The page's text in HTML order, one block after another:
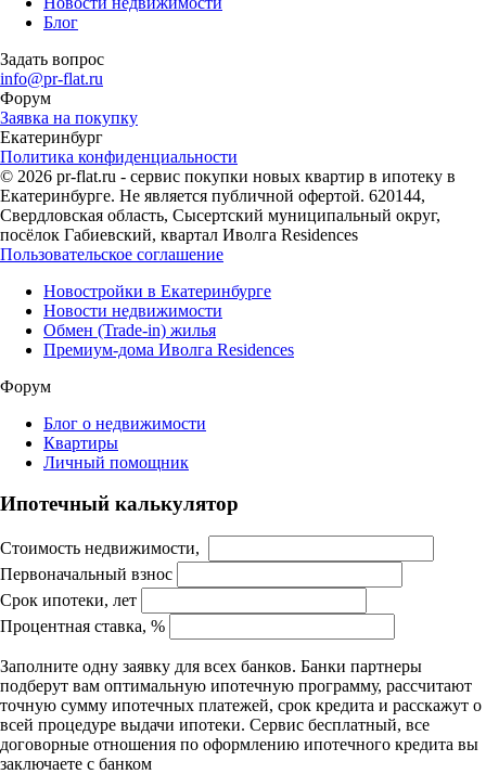
Блог
Задать вопрос
info@pr-flat.ru
Форум
Заявка на покупку
Екатеринбург
Политика конфиденциальности
© 2026 pr-flat.ru - сервис покупки новых квартир в ипотеку в
Екатеринбурге. Не является публичной офертой. 620144,
Свердловская область, Сысертский муниципальный округ,
посёлок Габиевский, квартал Иволга Residences
Пользовательское соглашение
Новостройки в Екатеринбурге
Новости недвижимости
Обмен (Trade-in) жилья
Премиум-дома Иволга Residences
Форум
Блог о недвижимости
Квартиры
Личный помощник
Ипотечный калькулятор
Стоимость недвижимости,
Первоначальный взнос
Срок ипотеки, лет
Процентная ставка, %
Заполните одну заявку для всех банков. Банки партнеры
подберут вам оптимальную ипотечную программу, рассчитают
точную сумму ипотечных платежей, срок кредита и расскажут о
всей процедуре выдачи ипотеки. Сервис бесплатный, все
договорные отношения по оформлению ипотечного кредита вы
заключаете с банком